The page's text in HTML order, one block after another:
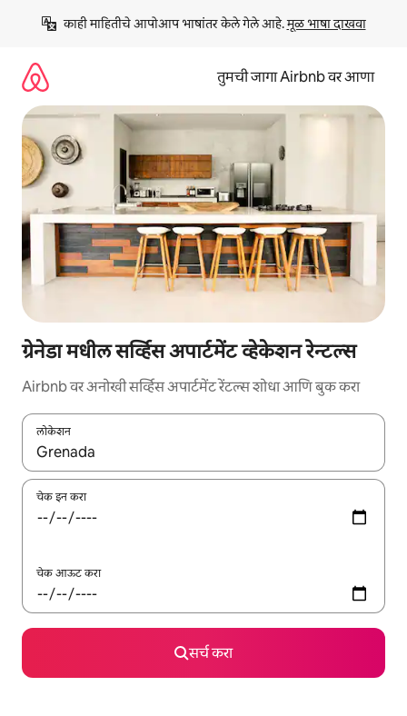
काही माहितीचे आपोआप भाषांतर केले गेले आहे. मूळ भाषा दाखवा
तुमची जागा Airbnb वर आणा
ग्रेनेडा मधील सर्व्हिस अपार्टमेंट व्हेकेशन रेन्टल्स
Airbnb वर अनोखी सर्व्हिस अपार्टमेंट रेंटल्स शोधा आणि बुक करा
लोकेशन
जेव्हा परिणाम उपलब्ध असतील, तेव्हा वरच्या आणि खाली बाणांच्या किजसह
चेक इन करा
चेक आऊट करा
सर्च करा